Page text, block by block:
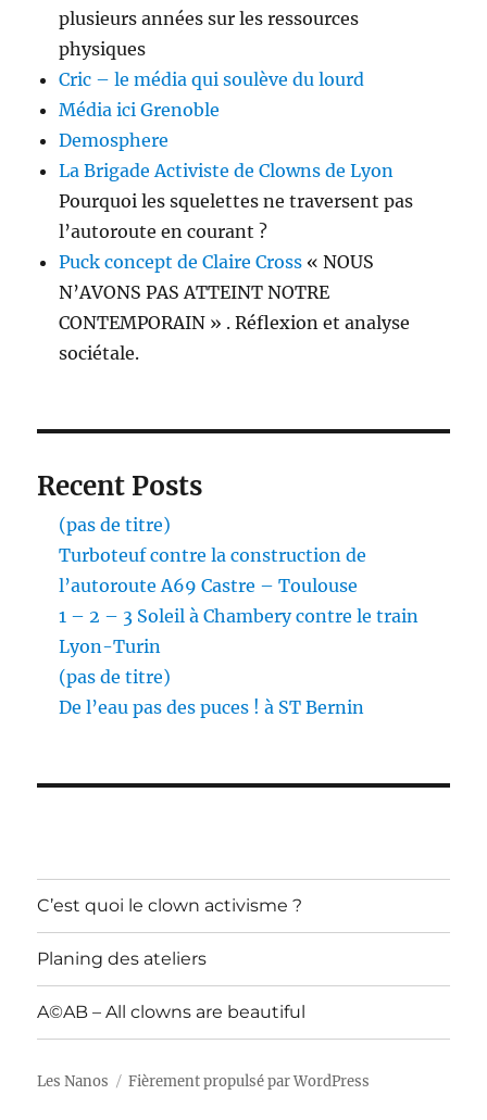
plusieurs années sur les ressources
physiques
Cric – le média qui soulève du lourd
Média ici Grenoble
Demosphere
La Brigade Activiste de Clowns de Lyon
Pourquoi les squelettes ne traversent pas
l’autoroute en courant ?
Puck concept de Claire Cross « NOUS
N’AVONS PAS ATTEINT NOTRE
CONTEMPORAIN » . Réflexion et analyse
sociétale.
Recent Posts
(pas de titre)
Turboteuf contre la construction de
l’autoroute A69 Castre – Toulouse
1 – 2 – 3 Soleil à Chambery contre le train
Lyon-Turin
(pas de titre)
De l’eau pas des puces ! à ST Bernin
C’est quoi le clown activisme ?
Planing des ateliers
A©AB – All clowns are beautiful
Les Nanos Fièrement propulsé par WordPress